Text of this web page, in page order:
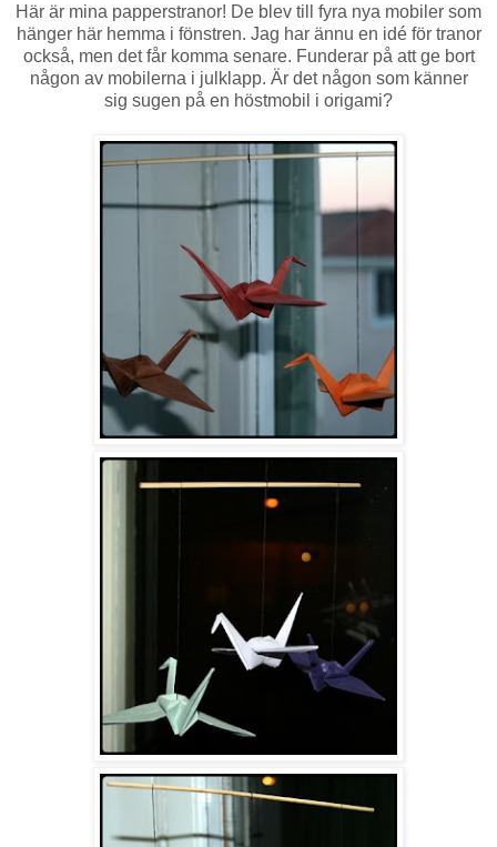
Här är mina papperstranor! De blev till fyra nya mobiler som
hänger här hemma i fönstren. Jag har ännu en idé för tranor
också, men det får komma senare. Funderar på att ge bort
någon av mobilerna i julklapp. Är det någon som känner
sig sugen på en höstmobil i origami?